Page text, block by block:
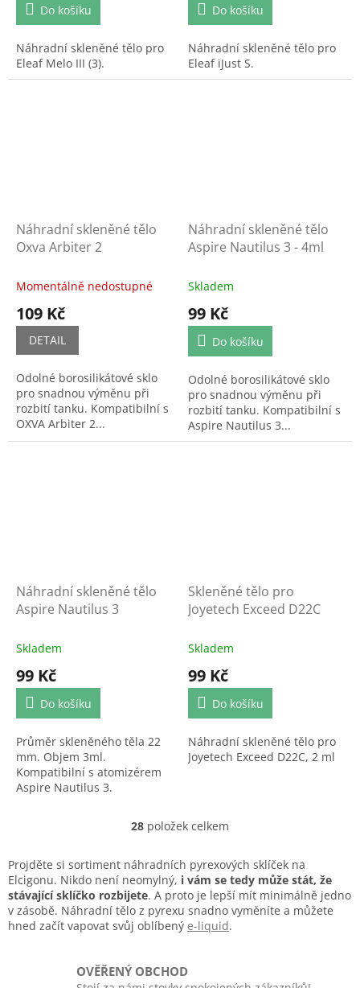
Do košíku
Náhradní skleněné tělo pro
Eleaf Melo III (3).
Do košíku
Náhradní skleněné tělo pro
Eleaf iJust S.
Náhradní skleněné tělo
Oxva Arbiter 2
Momentálně nedostupné
109 Kč
DETAIL
Odolné borosilikátové sklo
pro snadnou výměnu při
rozbití tanku. Kompatibilní s
OXVA Arbiter 2...
Náhradní skleněné tělo
Aspire Nautilus 3 - 4ml
Skladem
99 Kč
Do košíku
Odolné borosilikátové sklo
pro snadnou výměnu při
rozbití tanku. Kompatibilní s
Aspire Nautilus 3...
Náhradní skleněné tělo
Aspire Nautilus 3
Skladem
99 Kč
Do košíku
Průměr skleněného těla 22
mm. Objem 3ml.
Kompatibilní s atomizérem
Aspire Nautilus 3.
Skleněné tělo pro
Joyetech Exceed D22C
Skladem
99 Kč
Do košíku
Náhradní skleněné tělo pro
Joyetech Exceed D22C, 2 ml
O
l
á
d
a
c
í
r
28 položek celkem
Projděte si sortiment náhradních pyrexových sklíček na
Elcigonu. Nikdo není neomylný, i vám se tedy může stát, že
stávající sklíčko rozbijete. A proto je lepší mít minimálně jedno
v zásobě. Náhradní tělo z pyrexu snadno vyměníte a můžete
hned začít vapovat svůj oblíbený e-liquid.
OVĚŘENÝ OBCHOD